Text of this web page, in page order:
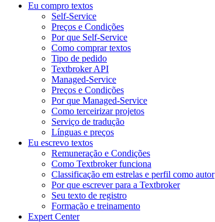
Eu compro textos
Self-Service
Preços e Condições
Por que Self-Service
Como comprar textos
Tipo de pedido
Textbroker API
Managed-Service
Preços e Condições
Por que Managed-Service
Como terceirizar projetos
Serviço de tradução
Línguas e preços
Eu escrevo textos
Remuneração e Condições
Como Textbroker funciona
Classificação em estrelas e perfil como autor
Por que escrever para a Textbroker
Seu texto de registro
Formação e treinamento
Expert Center